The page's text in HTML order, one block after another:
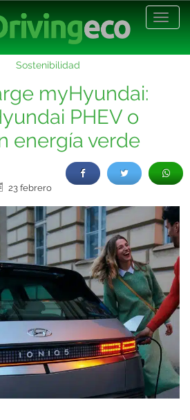
Sostenibilidad
myHyundai:
PHEV o
energía verde
23 febrero